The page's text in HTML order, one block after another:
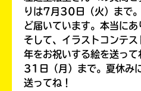
りは7月30日（火）まで
ど届いています。本当にあ
そして、イラストコンテ
年をお祝いする絵を送っ
31日（月）まで。夏休み
送ってね！